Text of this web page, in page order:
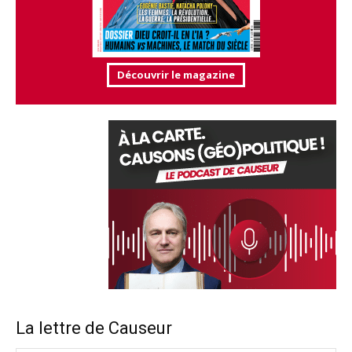
Découvrir le magazine
La lettre de Causeur